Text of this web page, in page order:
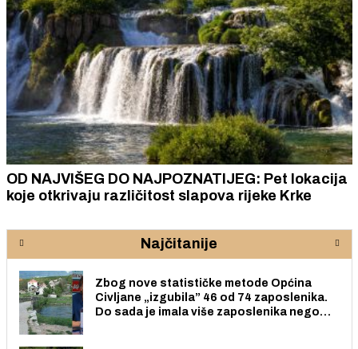
OD NAJVIŠEG DO NAJPOZNATIJEG: Pet lokacija
koje otkrivaju različitost slapova rijeke Krke
Najčitanije
Zbog nove statističke metode Općina
Civljane „izgubila” 46 od 74 zaposlenika.
Do sada je imala više zaposlenika nego